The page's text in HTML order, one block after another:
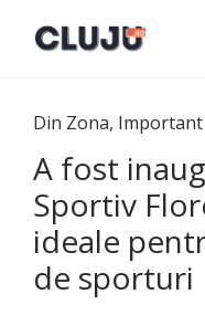
Din Zona, Important
A fost
Sportiv
ideale
de sporturi